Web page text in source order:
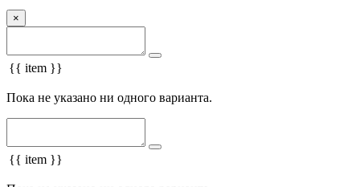
×
{{ item }}
Пока не указано ни одного варианта.
{{ item }}